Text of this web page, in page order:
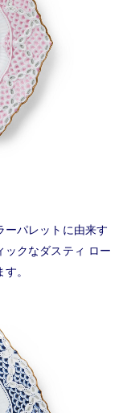
ーパレットに由来す
ックなダスティ ロー
。